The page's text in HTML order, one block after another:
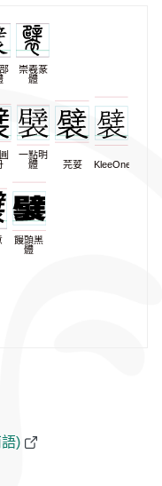
崇羲篆
體
一點明
體
芫荽 KleeOne
饅頭黑
體
)